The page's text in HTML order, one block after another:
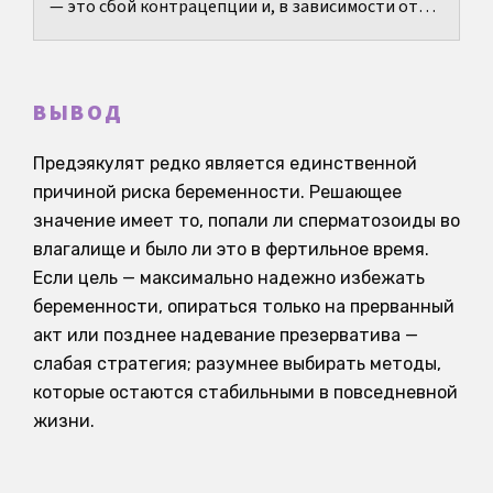
— это сбой контрацепции и, в зависимости от
ВЫВОД
Предэякулят редко является единственной
причиной риска беременности. Решающее
значение имеет то, попали ли сперматозоиды во
влагалище и было ли это в фертильное время.
Если цель — максимально надежно избежать
беременности, опираться только на прерванный
акт или позднее надевание презерватива —
слабая стратегия; разумнее выбирать методы,
которые остаются стабильными в повседневной
жизни.